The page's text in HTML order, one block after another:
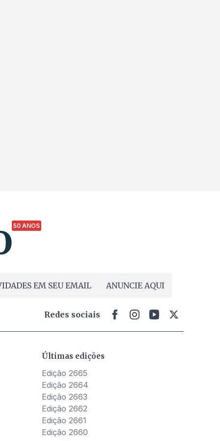
50 ANOS
EM SEU EMAIL ANUNCIE AQUI
Redes sociais
Últimas edições
Edição 2665
Edição 2664
Edição 2663
Edição 2662
Edição 2661
Edição 2660